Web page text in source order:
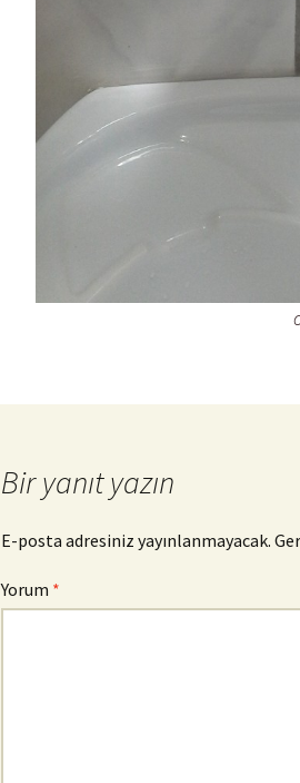
Bir yanıt yazın
E-posta adresiniz yayınlanmayacak.
Yorum *